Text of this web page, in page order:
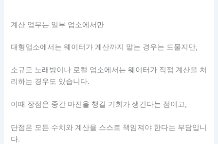
계산 업무는 일부 업소에서만
대형업소에서는 웨이터가 계산까지 맡는 경우는 드물지만,
소규모 노래방이나 로컬 업소에서는 웨이터가 직접 계산을 처
리하는 경우도 있습니다.
이때 장점은 중간 마진을 챙길 기회가 생긴다는 점이고,
단점은 모든 수치와 계산을 스스로 책임져야 한다는 부담입니
다.